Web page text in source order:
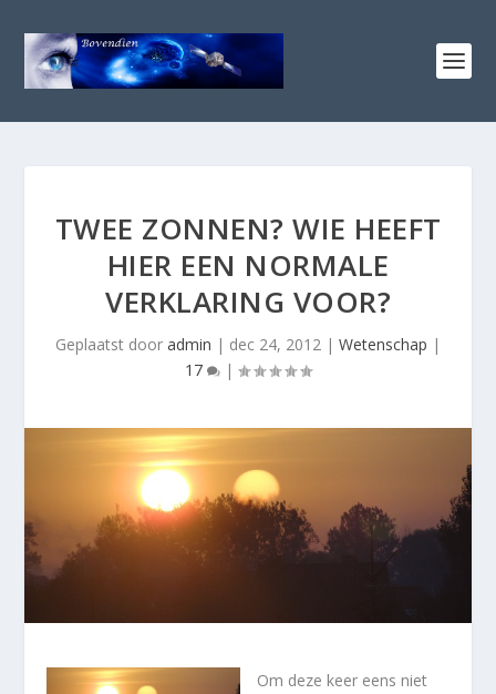
TWEE ZONNEN? WIE HEEFT
HIER EEN NORMALE
VERKLARING VOOR?
Geplaatst door admin | dec 24, 2012 | Wetenschap |
17
|
Om deze keer eens niet